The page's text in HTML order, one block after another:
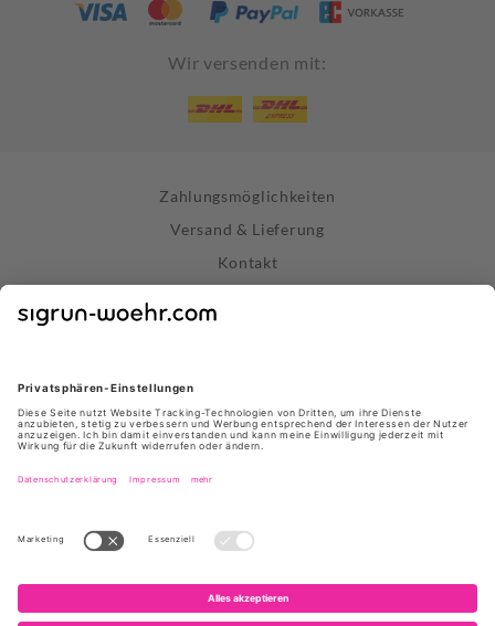
Wir versenden mit:
Zahlungsmöglichkeiten
Versand & Lieferung
Kontakt
Impressum